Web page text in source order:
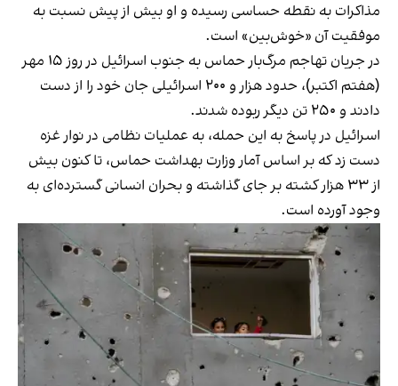
مذاکرات به نقطه حساسی رسیده و او بیش از پیش نسبت به
موفقیت آن «خوش‌بین» است.
در جریان تهاجم مرگ‌بار حماس به جنوب اسرائیل در روز ۱۵ مهر
(هفتم اکتبر)، حدود هزار و ۲۰۰ اسرائیلی جان خود را از دست
دادند و ۲۵۰ تن دیگر ربوده شدند.
اسرائیل در پاسخ به این حمله، به عملیات نظامی در نوار غزه
دست زد که بر اساس آمار وزارت بهداشت حماس، تا کنون بیش
از ۳۳ هزار کشته بر جای گذاشته و بحران انسانی گسترده‌ای به
وجود آورده است.